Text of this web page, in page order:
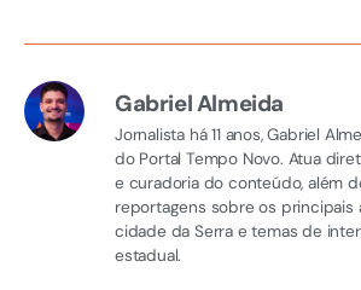
Gabriel Almeida
Jornalista há 11 anos, Gabriel
do Portal Tempo Novo. Atua
e curadoria do conteúdo, além
reportagens sobre os principais
cidade da Serra e temas de
estadual.